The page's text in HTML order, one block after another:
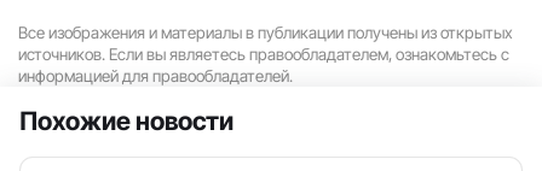
Все изображения и материалы в публикации получены из открытых
источников. Если вы являетесь правообладателем, ознакомьтесь с
информацией для правообладателей.
Похожие новости